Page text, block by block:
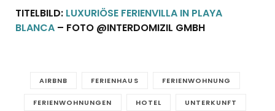
TITELBILD: LUXURIÖSE FERIENVILLA IN PLAYA
BLANCA – FOTO @INTERDOMIZIL GMBH
AIRBNB FERIENHAUS FERIENWOHNUNG
FERIENWOHNUNGEN HOTEL UNTERKUNFT